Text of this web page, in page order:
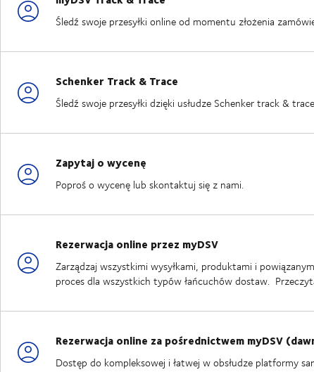
Śledź swoje przesyłki online od momentu złożenia
Schenker Track & Trace
Śledź swoje przesyłki dzięki usłudze Schenker track &
Zapytaj o wycenę
Poproś o wycenę lub skontaktuj się z nami.
Rezerwacja online przez myDSV
Zarządzaj wszystkimi wysyłkami, produktami i
proces dla wszystkich typów łańcuchów dostaw.
Rezerwacja online za pośrednictwem myDSV
Dostęp do kompleksowej i łatwej w obsłudze platformy